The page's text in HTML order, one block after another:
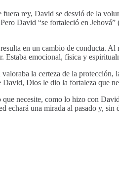
rey, David se desvió de la
David “se fortaleció en
en un cambio de conducta.
Estaba emocional, física y
la certeza de la
Dios le dio la fortaleza que
necesite, como lo hizo con
echará una mirada al pasado y,